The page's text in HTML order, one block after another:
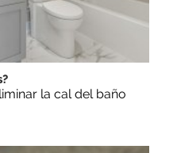
la cal del baño